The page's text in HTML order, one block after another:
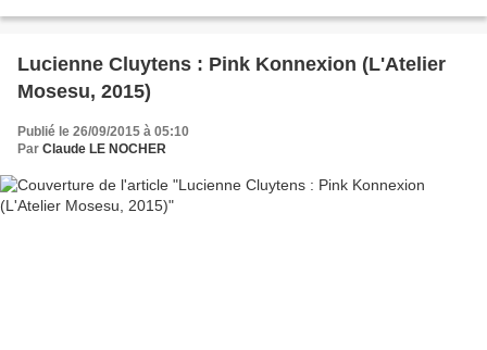
Lucienne Cluytens : Pink Konnexion (L'Atelier
Mosesu, 2015)
Publié le 26/09/2015 à 05:10
Par Claude LE NOCHER